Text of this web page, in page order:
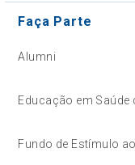
Faça Parte
Alumni
Educação em Saúde
Fundo de Estímulo